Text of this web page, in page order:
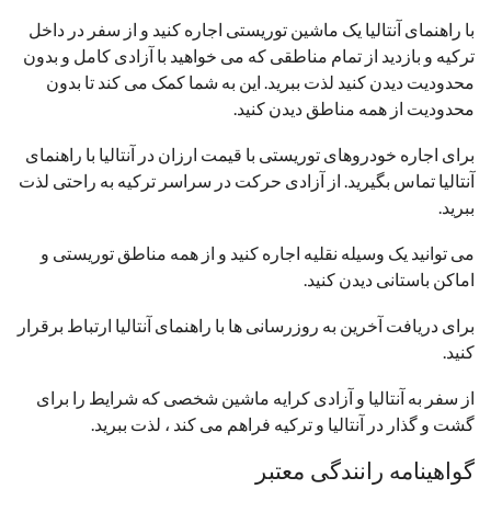
با راهنمای آنتالیا یک ماشین توریستی اجاره کنید و از سفر در داخل
ترکیه و بازدید از تمام مناطقی که می خواهید با آزادی کامل و بدون
محدودیت دیدن کنید لذت ببرید. این به شما کمک می کند تا بدون
محدودیت از همه مناطق دیدن کنید.
برای اجاره خودروهای توریستی با قیمت ارزان در آنتالیا با راهنمای
آنتالیا تماس بگیرید. از آزادی حرکت در سراسر ترکیه به راحتی لذت
ببرید.
می توانید یک وسیله نقلیه اجاره کنید و از همه مناطق توریستی و
اماکن باستانی دیدن کنید.
برای دریافت آخرین به روزرسانی ها با راهنمای آنتالیا ارتباط برقرار
کنید.
از سفر به آنتالیا و آزادی کرایه ماشین شخصی که شرایط را برای
گشت و گذار در آنتالیا و ترکیه فراهم می کند ، لذت ببرید.
گواهینامه رانندگی معتبر